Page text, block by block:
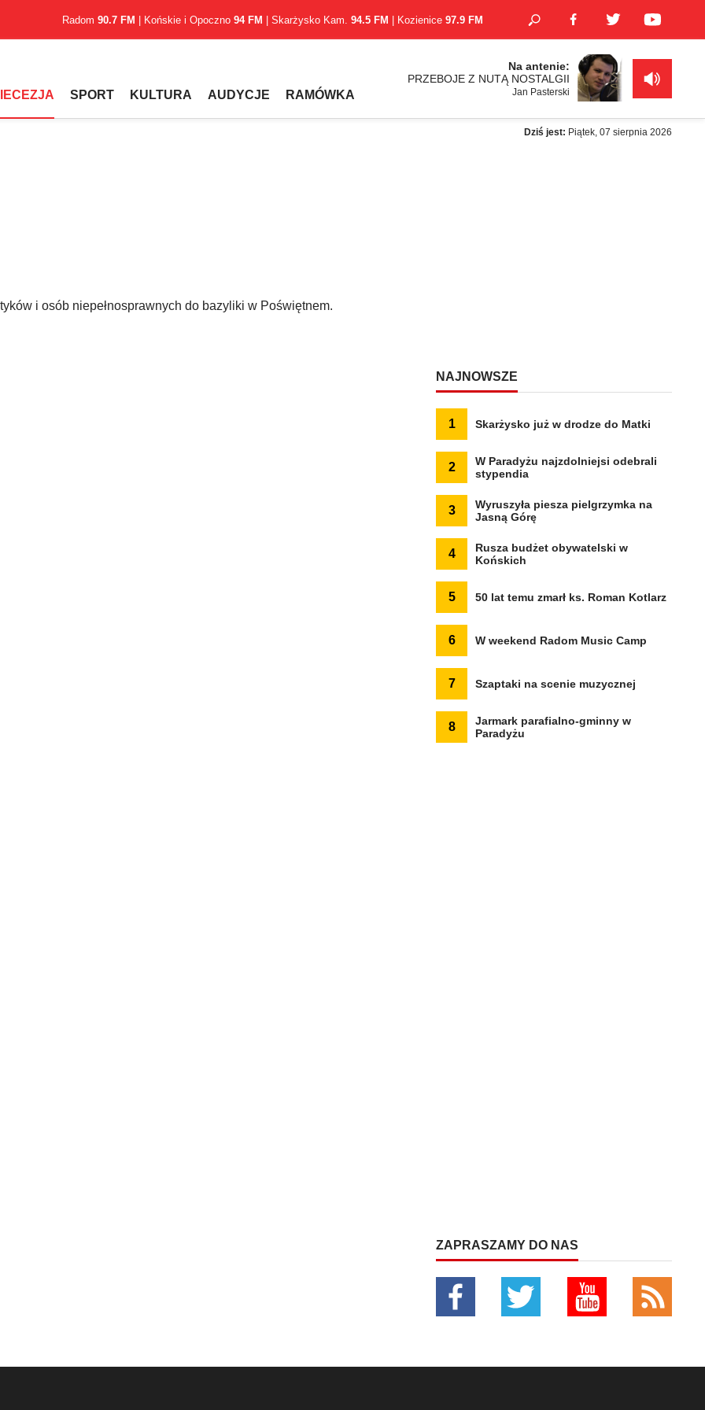
Radom 90.7 FM | Końskie i Opoczno 94 FM | Skarżysko Kam. 94.5 FM | Kozienice 97.9 FM
SPORT KULTURA AUDYCJE RAMÓWKA
Na antenie:
PRZEBOJE Z NUTĄ NOSTALGII
Jan Pasterski
Dziś jest: Piątek, 07 sierpnia 2026
i osób niepełnosprawnych do bazyliki w Poświętnem.
NAJNOWSZE
1 Skarżysko już w drodze do Matki
2
W Paradyżu najzdolniejsi odebrali
stypendia
3
Wyruszyła piesza pielgrzymka na
Jasną Górę
4
Rusza budżet obywatelski w
Końskich
5 50 lat temu zmarł ks. Roman Kotlarz
6 W weekend Radom Music Camp
7 Szaptaki na scenie muzycznej
8
Jarmark parafialno-gminny w
Paradyżu
ZAPRASZAMY DO NAS